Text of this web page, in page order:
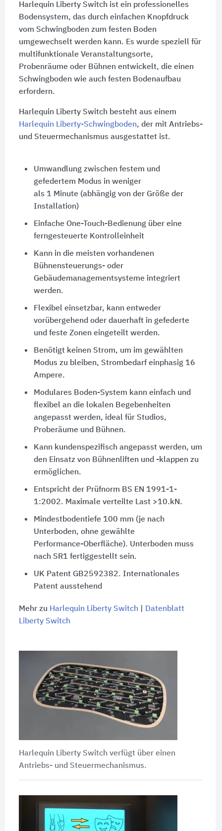
Harlequin Liberty Switch ist ein professionelles
Bodensystem, das durch einfachen Knopfdruck
vom Schwingboden zum festen Boden
umgewechselt werden kann. Es wurde speziell für
multifunktionale Veranstaltungsorte,
Probenräume oder Bühnen entwickelt, die einen
Schwingboden wie auch festen Bodenaufbau
erfordern.
Harlequin Liberty Switch besteht aus einem
Harlequin Liberty-Schwingboden, der mit Antriebs-
und Steuermechanismus ausgestattet ist.
Umwandlung zwischen festem und
gefedertem Modus in weniger
als 1 Minute (abhängig von der Größe der
Installation)
Einfache One-Touch-Bedienung über eine
ferngesteuerte Kontrolleinheit
Kann in die meisten vorhandenen
Bühnensteuerungs- oder
Gebäudemanagementsysteme integriert
werden.
Flexibel einsetzbar, kann entweder
vorübergehend oder dauerhaft in gefederte
und feste Zonen eingeteilt werden.
Benötigt keinen Strom, um im gewählten
Modus zu bleiben, Strombedarf einphasig 16
Ampere.
Modulares Boden-System kann einfach und
flexibel an die lokalen Begebenheiten
angepasst werden, ideal für Studios,
Proberäume und Bühnen.
Kann kundenspezifisch angepasst werden, um
den Einsatz von Bühnenliften und -klappen zu
ermöglichen.
Entspricht der Prüfnorm BS EN 1991-1-
1:2002. Maximale verteilte Last >10.kN.
Mindestbodentiefe 100 mm (je nach
Unterboden, ohne gewählte
Performance-Oberfläche). Unterboden muss
nach SR1 fertiggestellt sein.
UK Patent GB2592382. Internationales
Patent ausstehend
Mehr zu Harlequin Liberty Switch
Datenblatt
Liberty Switch
Harlequin Liberty Switch verfügt über einen
Antriebs- und Steuermechanismus.